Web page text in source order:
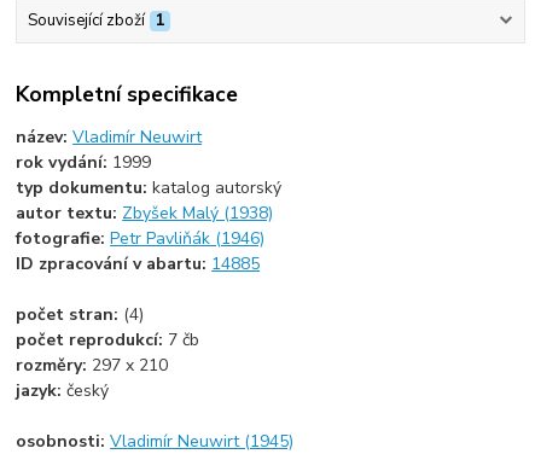
Související zboží 1
Kompletní specifikace
název:Vladimír Neuwirt
rok vydání: 1999
typ dokumentu:katalog autorský
autor textu: Zbyšek Malý (1938)
fotografie:Petr Pavliňák (1946)
ID zpracování v abartu: 14885
počet stran: (4)
počet reprodukcí: 7 čb
rozměry: 297 x 210
jazyk:český
osobnosti:Vladimír Neuwirt (1945)